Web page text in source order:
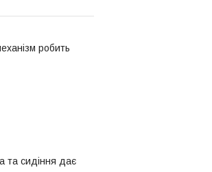
робить
та сидіння дає